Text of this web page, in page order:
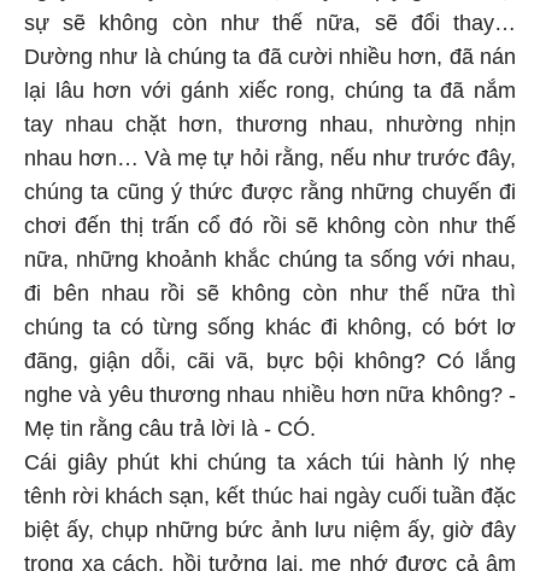
sự sẽ không còn như thế nữa, sẽ đổi thay…
Dường như là chúng ta đã cười nhiều hơn, đã nán
lại lâu hơn với gánh xiếc rong, chúng ta đã nắm
tay nhau chặt hơn, thương nhau, nhường nhịn
nhau hơn… Và mẹ tự hỏi rằng, nếu như trước đây,
chúng ta cũng ý thức được rằng những chuyến đi
chơi đến thị trấn cổ đó rồi sẽ không còn như thế
nữa, những khoảnh khắc chúng ta sống với nhau,
đi bên nhau rồi sẽ không còn như thế nữa thì
chúng ta có từng sống khác đi không, có bớt lơ
đãng, giận dỗi, cãi vã, bực bội không? Có lắng
nghe và yêu thương nhau nhiều hơn nữa không? -
Mẹ tin rằng câu trả lời là - CÓ.
Cái giây phút khi chúng ta xách túi hành lý nhẹ
tênh rời khách sạn, kết thúc hai ngày cuối tuần đặc
biệt ấy, chụp những bức ảnh lưu niệm ấy, giờ đây
trong xa cách, hồi tưởng lại, mẹ nhớ được cả âm